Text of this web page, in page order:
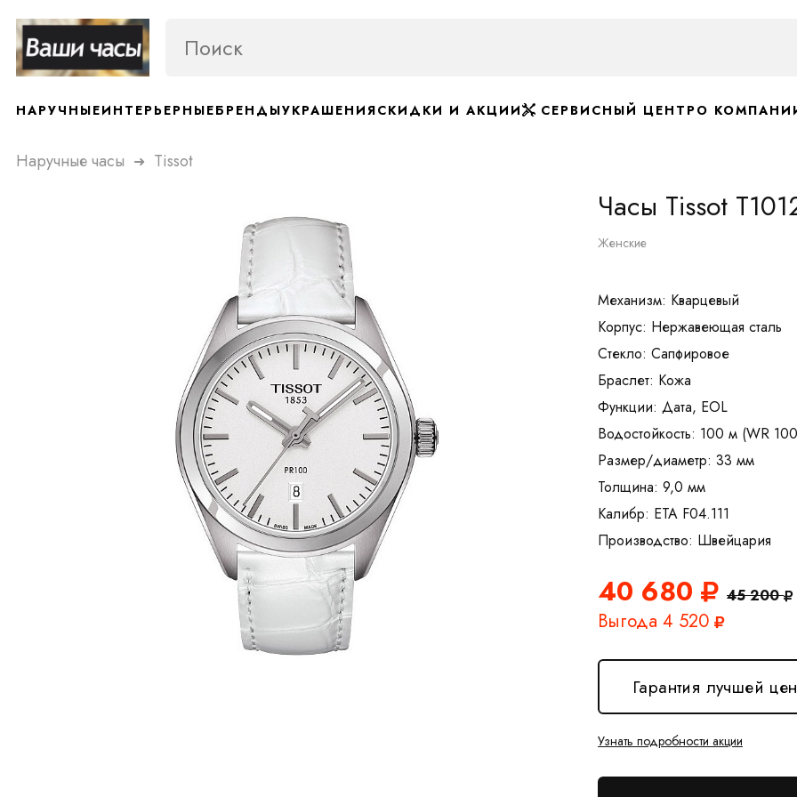
НАРУЧНЫЕИНТЕРЬЕРНЫЕБРЕНДЫУКРАШЕНИЯСКИДКИ И АКЦИИ СЕРВИСНЫЙ ЦЕНТРО
Наручные часы ➜ Tissot
Часы Tissot
Женские
Механизм: Кварцевый
Корпус: Нержавеющая сталь
Стекло: Сапфировое
Браслет: Кожа
Функции: Дата, EOL
Водостойкость: 100 м (WR
Размер/диаметр: 33 мм
Толщина: 9,0 мм
Калибр: ETA F04.111
40 680 45 200
Выгода 4 520
Гарантия лучшей
Узнать подробности акции